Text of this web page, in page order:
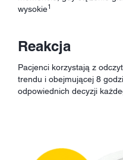
wysokie1
Reakcja
Pacjenci korzystają z
trendu i obejmującej 8
odpowiednich decyzji